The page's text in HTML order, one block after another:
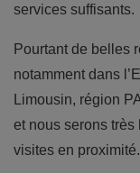
services suffisants.
Pourtant de belles
notamment dans
Limousin, région
et nous serons
visites en proximité.